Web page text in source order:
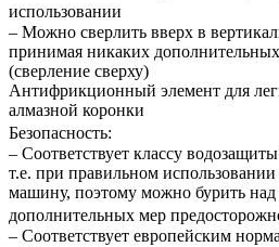
использовании
– Можно сверлить вверх в
принимая никаких
(сверление сверху)
Антифрикционный элемент для
алмазной коронки
Безопасность:
– Соответствует классу
т.е. при правильном
машину, поэтому можно бурить над
дополнительных мер
– Соответствует европейским